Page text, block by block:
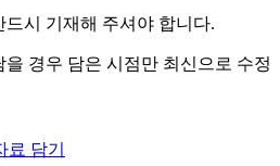
드시 기재해 주셔야 합니다.
경우 담은 시점만 최신으로 수정
담기